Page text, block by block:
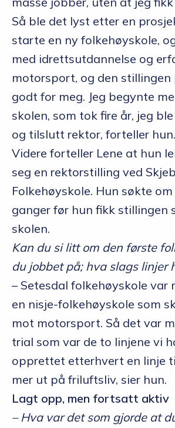
Så ble det lyst etter en
starte en ny folkehøyskole,
med idrettsutdannelse og
motorsport, og den stillingen
godt for meg. Jeg begynte
skolen, som tok fire år, jeg
og tilslutt rektor, forteller hun.
Videre forteller Lene at hun
seg en rektorstilling ved
Folkehøyskole. Hun søkte
ganger før hun fikk stillingen
skolen.
Kan du si litt om den første
du jobbet på; hva slags linjer
– Setesdal folkehøyskole var
en nisje-folkehøyskole som
mot motorsport. Så det var
trial som var de to linjene vi
opprettet etterhvert en linje
mer ut på friluftsliv, sier hun.
Lagt opp, men fortsatt aktiv
– Hva var det som gjorde at